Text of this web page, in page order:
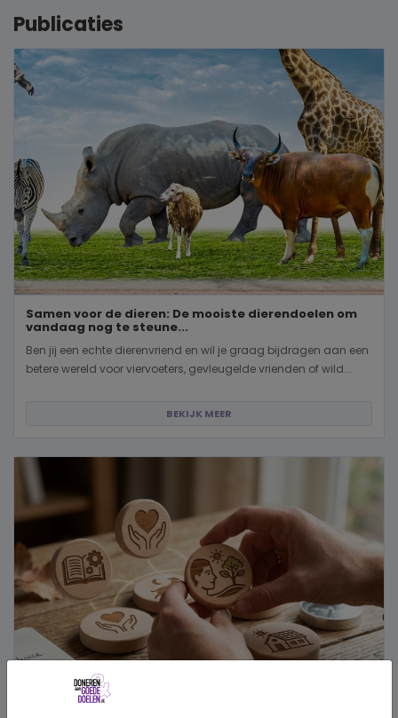
Publicaties
Samen voor de dieren: De mooiste dierendoelen om
vandaag nog te steune...
Ben jij een echte dierenvriend en wil je graag bijdragen aan een
betere wereld voor viervoeters, gevleugelde vrienden of wild...
BEKIJK MEER